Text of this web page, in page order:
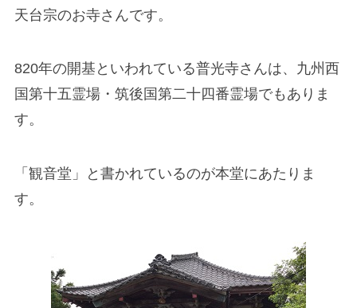
天台宗のお寺さんです。
820年の開基といわれている普光寺さんは、九州西
国第十五霊場・筑後国第二十四番霊場でもありま
す。
「観音堂」と書かれているのが本堂にあたりま
す。